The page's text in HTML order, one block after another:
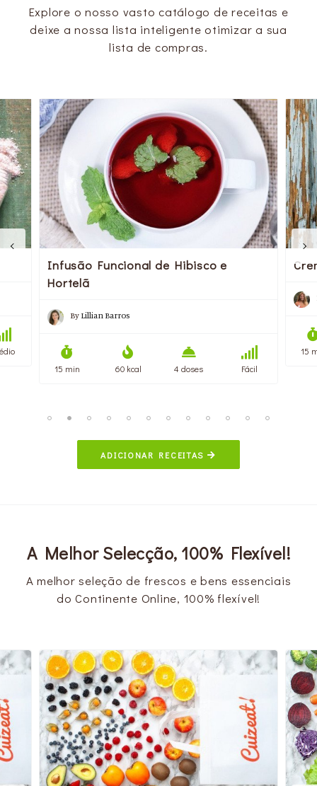
Explore o nosso vasto catálogo de receitas e
deixe a nossa lista inteligente otimizar a sua
lista de compras.
Infusão Funcional de Hibisco e
Hortelã
By Lillian Barros
15 min 60 kcal 4 doses Fácil
15
ADICIONAR RECEITAS
A Melhor Selecção, 100% Flexível!
A melhor seleção de frescos e bens essenciais
do Continente Online, 100% flexível!